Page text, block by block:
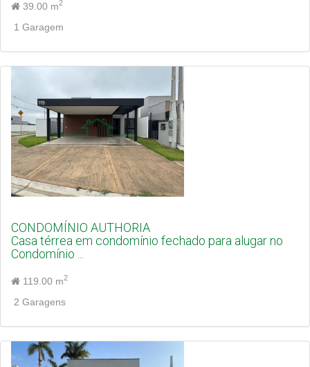
39.00 m2
1 Garagem
CONDOMÍNIO AUTHORIA
Casa térrea em condomínio fechado para alugar no
Condomínio ...
119.00 m2
2 Garagens